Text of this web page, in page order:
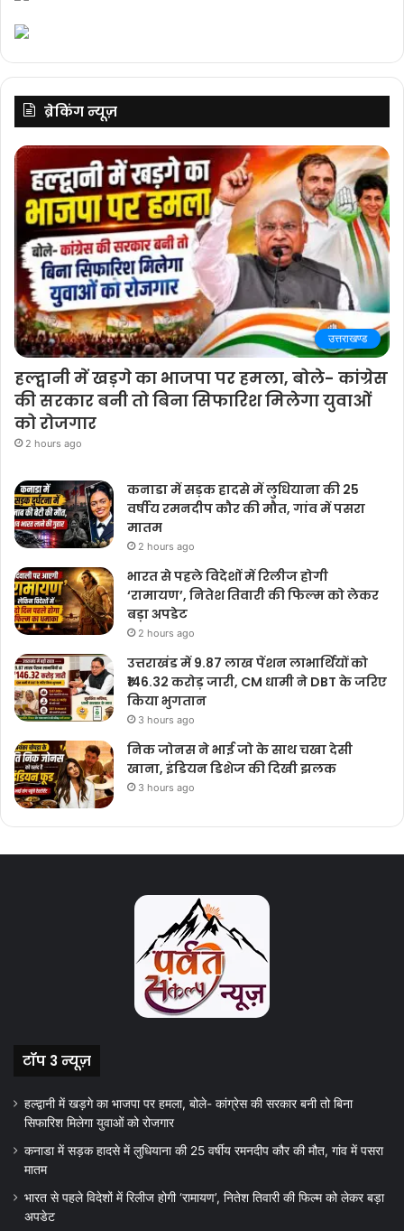
ब्रेकिंग न्यूज़
उत्तराखण्ड
हल्द्वानी में खड़गे का भाजपा पर हमला, बोले- कांग्रेस
की सरकार बनी तो बिना सिफारिश मिलेगा युवाओं
को रोजगार
2 hours ago
कनाडा में सड़क हादसे में लुधियाना की 25
वर्षीय रमनदीप कौर की मौत, गांव में पसरा
मातम
2 hours ago
भारत से पहले विदेशों में रिलीज होगी
‘रामायण’, नितेश तिवारी की फिल्म को लेकर
बड़ा अपडेट
2 hours ago
उत्तराखंड में 9.87 लाख पेंशन लाभार्थियों को
₹146.32 करोड़ जारी, CM धामी ने DBT के जरिए
किया भुगतान
3 hours ago
निक जोनस ने भाई जो के साथ चखा देसी
खाना, इंडियन डिशेज की दिखी झलक
3 hours ago
टॉप 3 न्यूज़
हल्द्वानी में खड़गे का भाजपा पर हमला, बोले- कांग्रेस की सरकार बनी तो बिना
सिफारिश मिलेगा युवाओं को रोजगार
कनाडा में सड़क हादसे में लुधियाना की 25 वर्षीय रमनदीप कौर की मौत, गांव में पसरा
मातम
भारत से पहले विदेशों में रिलीज होगी ‘रामायण’, नितेश तिवारी की फिल्म को लेकर बड़ा
अपडेट